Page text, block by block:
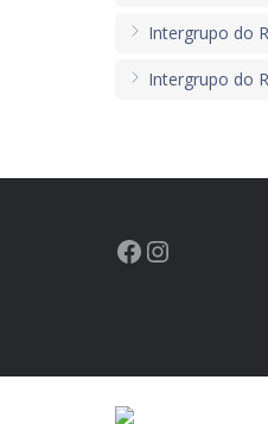
Intergrupo do
Intergrupo do